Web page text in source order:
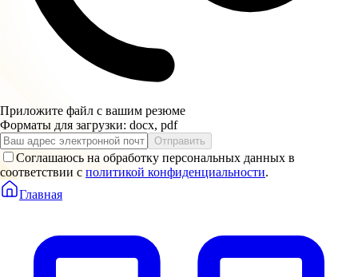
Приложите файл с вашим резюме
Форматы для загрузки: docx, pdf
Отправить
Соглашаюсь на обработку персональных данных в
соответствии с политикой конфиденциальности.
Главная